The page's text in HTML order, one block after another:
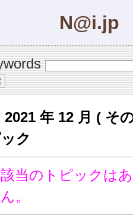
N@i.jp
年 12 月 ( そ
ク
該当のトピックは
ん。